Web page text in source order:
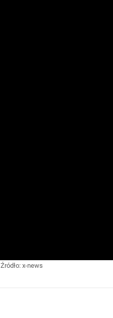
Źródło: x-news